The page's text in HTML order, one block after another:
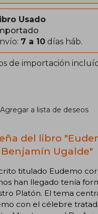
Usado
7 a 10 días háb.
de importación
Agregar a lista de deseos
del libro
Ugalde"
titulado Eudemo
han llegado tenía
Platón. El tema
con el célebre